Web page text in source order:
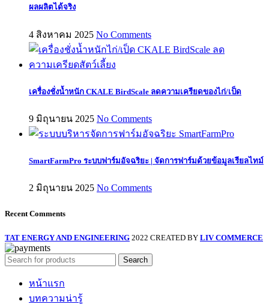
ผลผลิตได้จริง
4 สิงหาคม 2025 No Comments
เครื่องชั่งน้ำหนัก CKALE BirdScale ลดความเครียดของไก่/เป็ด
9 มิถุนายน 2025 No Comments
SmartFarmPro ระบบฟาร์มอัจฉริยะ | จัดการฟาร์มด้วยข้อมูลเรียลไทม์
2 มิถุนายน 2025 No Comments
Recent Comments
TAT ENERGY AND ENGINEERING 2022 CREATED BY LIV COMMERCE
Search
หน้าแรก
บทความน่ารู้